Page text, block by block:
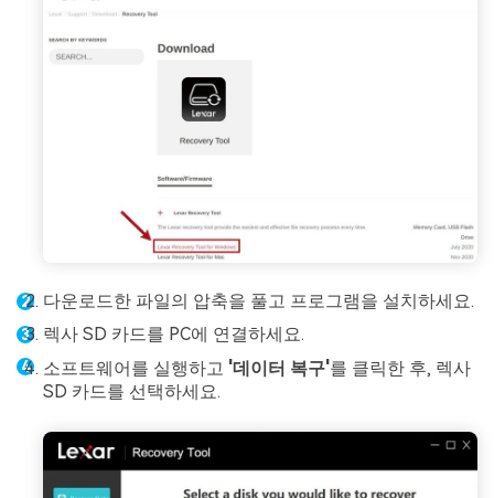
다운로드한 파일의 압축을 풀고 프로그램을 설치하세요.
렉사 SD 카드를 PC에 연결하세요.
소프트웨어를 실행하고 '데이터 복구'를 클릭한 후, 렉사
SD 카드를 선택하세요.